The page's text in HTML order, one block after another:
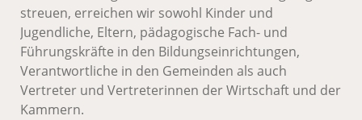
streuen, erreichen wir sowohl Kinder und
Jugendliche, Eltern, pädagogische Fach- und
Führungskräfte in den Bildungseinrichtungen,
Verantwortliche in den Gemeinden als auch
Vertreter und Vertreterinnen der Wirtschaft und der
Kammern.